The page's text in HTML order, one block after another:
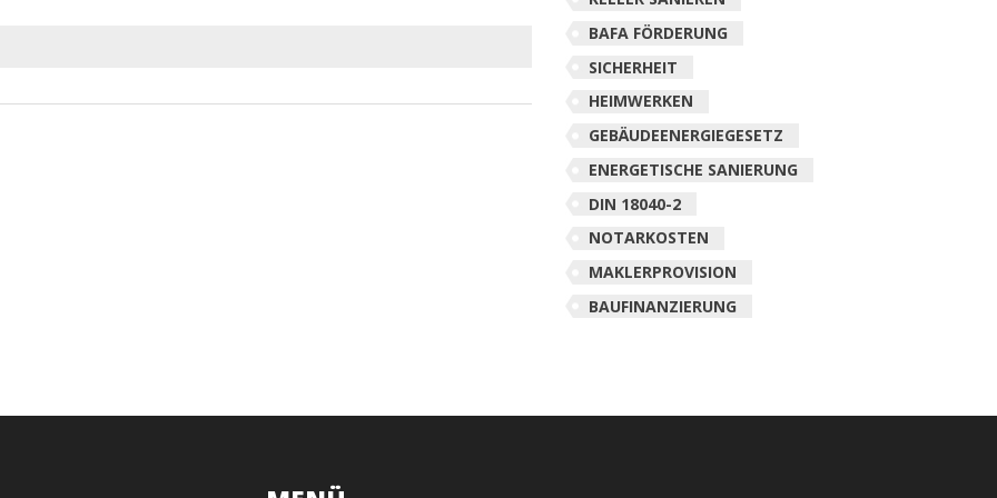
BAFA FÖRDERUNG
SICHERHEIT
HEIMWERKEN
GEBÄUDEENERGIEGESETZ
ENERGETISCHE SANIERUNG
DIN 18040-2
NOTARKOSTEN
MAKLERPROVISION
BAUFINANZIERUNG